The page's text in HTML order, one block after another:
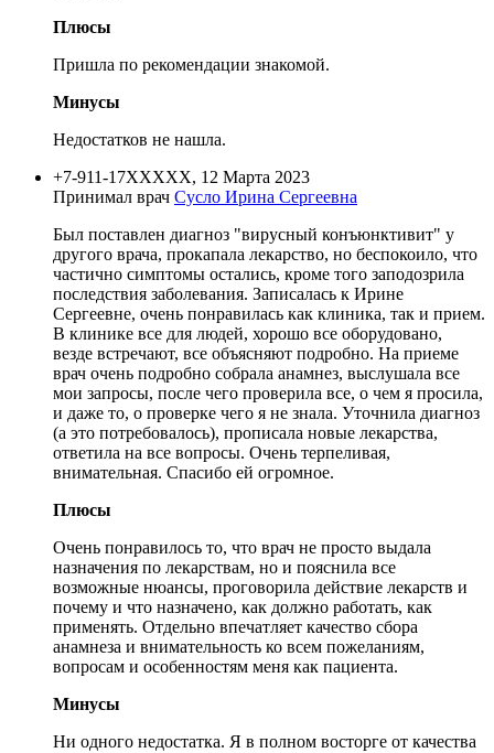
Плюсы
Пришла по рекомендации знакомой.
Минусы
Недостатков не нашла.
+7-911-17XXXXX, 12 Марта 2023
Принимал врач Сусло Ирина Сергеевна
Был поставлен диагноз "вирусный конъюнктивит" у
другого врача, прокапала лекарство, но беспокоило, что
частично симптомы остались, кроме того заподозрила
последствия заболевания. Записалась к Ирине
Сергеевне, очень понравилась как клиника, так и прием.
В клинике все для людей, хорошо все оборудовано,
везде встречают, все объясняют подробно. На приеме
врач очень подробно собрала анамнез, выслушала все
мои запросы, после чего проверила все, о чем я просила,
и даже то, о проверке чего я не знала. Уточнила диагноз
(а это потребовалось), прописала новые лекарства,
ответила на все вопросы. Очень терпеливая,
внимательная. Спасибо ей огромное.
Плюсы
Очень понравилось то, что врач не просто выдала
назначения по лекарствам, но и пояснила все
возможные нюансы, проговорила действие лекарств и
почему и что назначено, как должно работать, как
применять. Отдельно впечатляет качество сбора
анамнеза и внимательность ко всем пожеланиям,
вопросам и особенностям меня как пациента.
Минусы
Ни одного недостатка. Я в полном восторге от качества